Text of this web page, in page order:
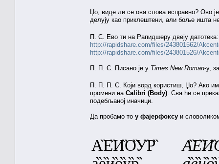
Џо, виде ли се ова слова исправно? Ово
делују као приклештени, али боље ишта
П. С. Ево ти на Рапидшеру двеју
http://rapidshare.com/files/243801562/
http://rapidshare.com/files/243801526/
П. П. С. Писано је у Times New Roman-у,
П. П. П. С. Који ворд користиш, Џо? Ако
промени на Calibri (Body) . Сва ће се
подебљаној иначици.
Да пробамо то у фајерфоксу и
А̏Е̏И̏О̏У̏Р̏